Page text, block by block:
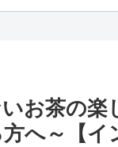
お茶の楽
へ～【イ